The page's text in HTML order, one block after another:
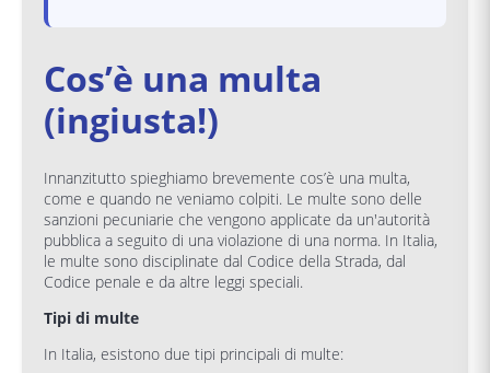
Cos’è una multa
(ingiusta!)
Innanzitutto spieghiamo brevemente cos’è una multa,
come e quando ne veniamo colpiti. Le multe sono delle
sanzioni pecuniarie che vengono applicate da un'autorità
pubblica a seguito di una violazione di una norma. In Italia,
le multe sono disciplinate dal Codice della Strada, dal
Codice penale e da altre leggi speciali.
Tipi di multe
In Italia, esistono due tipi principali di multe: